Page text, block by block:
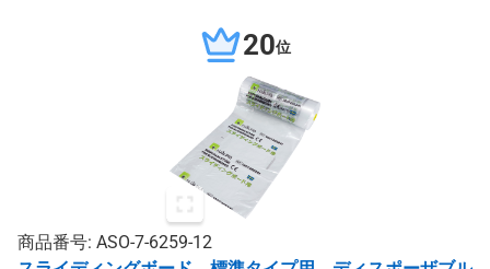
20位
商品番号: ASO-7-6259-12